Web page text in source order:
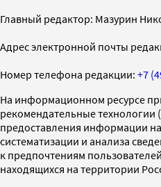
Главный редактор: Мазурин
Адрес электронной почты
Номер телефона редакции: +7
На информационном ресурсе
рекомендательные
предоставления информации
систематизации и анализа
к предпочтениям
находящихся на территории